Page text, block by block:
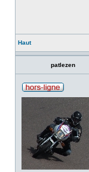
Haut
patlezen